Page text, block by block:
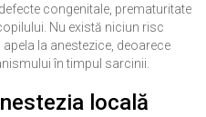
congenitale, prematuritate
Nu există niciun risc
la anestezice, deoarece
în timpul sarcinii.
locală